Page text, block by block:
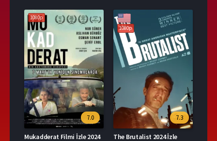
1080p
7.0
Mukadderat Filmi İzle 2024
1080p
7.3
The Brutalist 2024 İzle